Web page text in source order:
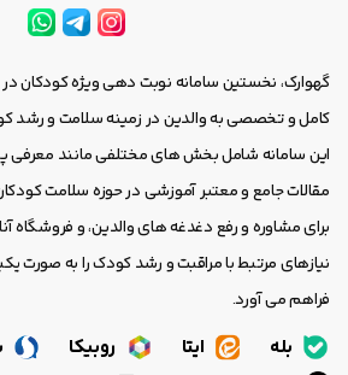
گهوارک، نخستین سامانه نوبت دهی ویژه کودکان در
کامل و تخصصی به والدین در زمینه سلامت و رشد
این سامانه شامل بخش های مختلفی مانند
مقالات جامع و معتبر آموزشی در حوزه سلامت
برای مشاوره و رفع دغدغه های والدین، و فروشگاه
نیازهای مرتبط با مراقبت و رشد کودک را به صورت
فراهم می آورد.
بله ایتا روبیکا